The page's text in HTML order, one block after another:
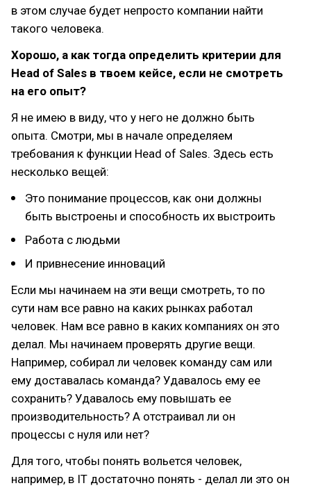
в этом случае будет непросто компании найти
такого человека.
Хорошо, а как тогда определить критерии для
Head of Sales в твоем кейсе, если не смотреть
на его опыт?
Я не имею в виду, что у него не должно быть
опыта. Смотри, мы в начале определяем
требования к функции Head of Sales. Здесь есть
несколько вещей:
Это понимание процессов, как они должны
быть выстроены и способность их выстроить
Работа с людьми
И привнесение инноваций
Если мы начинаем на эти вещи смотреть, то по
сути нам все равно на каких рынках работал
человек. Нам все равно в каких компаниях он это
делал. Мы начинаем проверять другие вещи.
Например, собирал ли человек команду сам или
ему доставалась команда? Удавалось ему ее
сохранить? Удавалось ему повышать ее
производительность? А отстраивал ли он
процессы с нуля или нет?
Для того, чтобы понять вольется человек,
например, в IT достаточно понять - делал ли это он